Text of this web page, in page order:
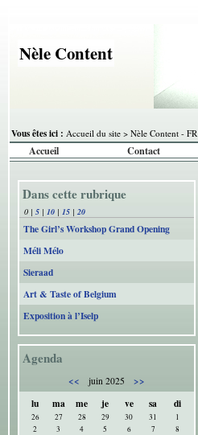
Nèle Content
Vous êtes ici : Accueil du site > Nèle Content - FR
Accueil Contact
Dans cette rubrique
0 | 5 | 10 | 15 | 20
The Girl’s Workshop Grand Opening
Méli Mélo
Sieraad
Art & Taste of Belgium
Exposition à l’Iselp
Agenda
<< juin 2025
>>
lu
ma me je ve sa di
26 27 28 29 30 31
1
2
3 4 5 6 7
8